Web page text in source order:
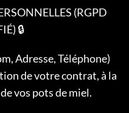
(RGPD
🔒
Adresse, Téléphone)
de votre contrat, à la
vos pots de miel.